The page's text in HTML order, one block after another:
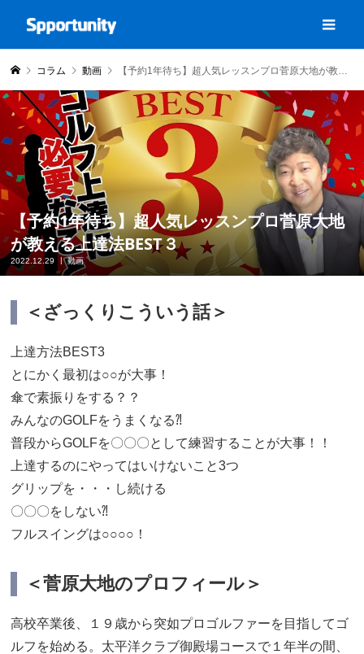
コラム 動画 【予約1年待ち】超人気レッスンプロ菅原大地が教える上達法BEST３
【予約1年待ち】超人気レッスンプロ菅原大地
が教える上達法BEST３
2022.12.29 動画
＜ざっくりこういう話＞
上達方法BEST3
とにかく最初は○○が大事！
傘で素振りをする？？
みんなのGOLFをうまくなる⁈
普段からGOLFを〇〇〇として練習することが大事！！
上達するのにやってはいけないこと3つ
グリップを・・・し続ける
〇〇〇をしない⁈
フルスイングは○○○○！
＜菅原大地のプロフィール＞
高校卒業後、１９歳から突如プロゴルファーを目指してゴ
ルフを始める。太平洋クラブ御殿場コースで１年半の間、